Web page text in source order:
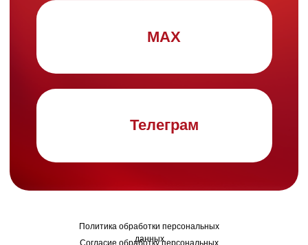
Согласие обработку персональных
Политика обработки персональных
данных